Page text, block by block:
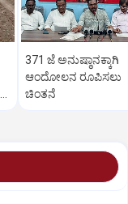
371 ಜೆ ಅನುಷ್ಠಾನಕ್ಕಾಗಿ
ಆಂದೋಲನ ರೂಪಿಸಲು
ಚಿಂತನೆ